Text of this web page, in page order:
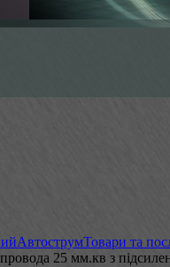
АвтострумТовари та
25 мм.кв з